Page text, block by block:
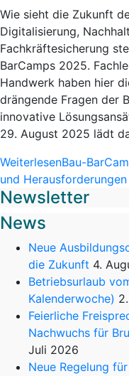
Wie sieht die Zukunft
Digitalisierung,
Fachkräftesicherung
BarCamps 2025.
Handwerk haben hier
drängende Fragen der
innovative
29. August 2025 lädt
WeiterlesenBau-
und
Newsletter
News
Neue
die Zukunft 4.
Betriebsurlaub
Kalenderwoche)
Feierliche
Nachwuchs für
Juli 2026
Neue Regelung